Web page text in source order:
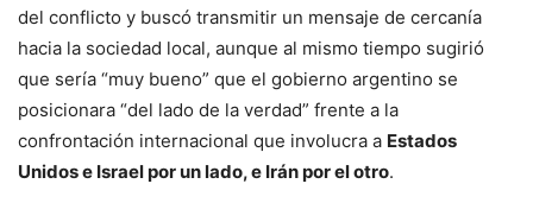
del conflicto y buscó transmitir un mensaje de cercanía
hacia la sociedad local, aunque al mismo tiempo sugirió
que sería “muy bueno” que el gobierno argentino se
posicionara “del lado de la verdad” frente a la
confrontación internacional que involucra a Estados
Unidos e Israel por un lado, e Irán por el otro.